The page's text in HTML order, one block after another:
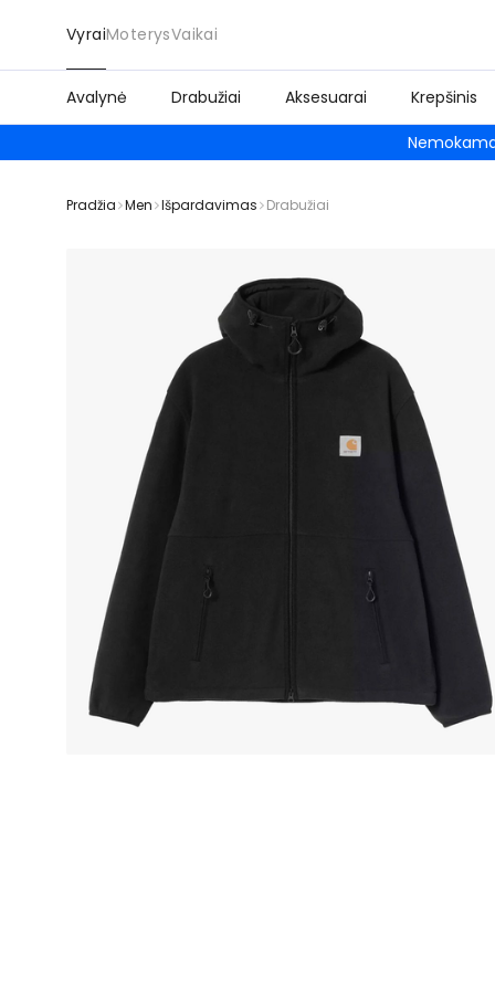
VyraiMoterysVaikai
Avalynė Drabužiai Aksesuarai Krepšinis
Pradžia Men Išpardavimas Drabužiai